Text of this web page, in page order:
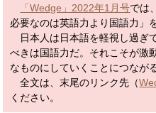
「Wedge」2022年1月号では
必要なのは英語力より国語力」
日本人は日本語を軽視し過ぎ
べきは国語力だ。それこそが激
なものにしていくことにつながる
全文は、末尾のリンク先（
ください。